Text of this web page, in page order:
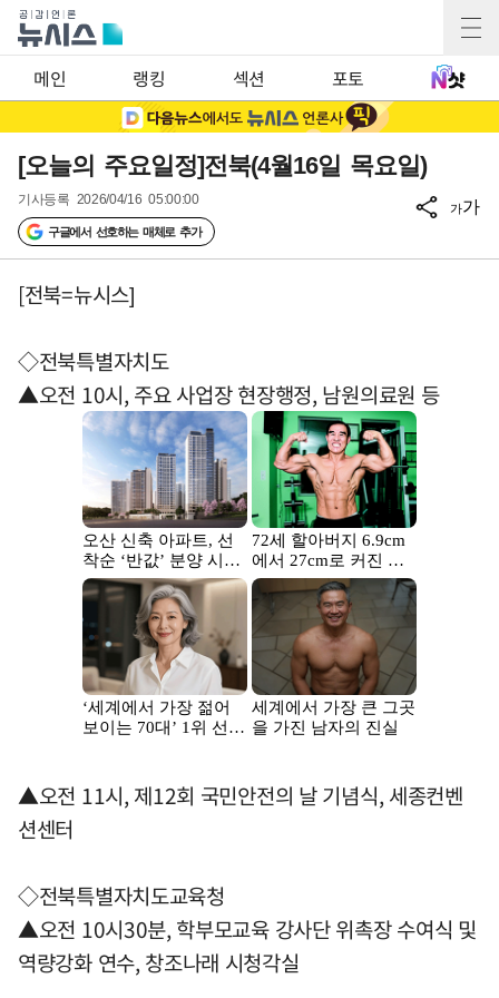
메인 랭킹 섹션 포토
[오늘의 주요일정]전북(4월16일 목요일)
기사등록 2026/04/16 05:00:00
구글에서 선호하는 매체로 추가
가가
[전북=뉴시스]
◇전북특별자치도
▲오전 10시, 주요 사업장 현장행정, 남원의료원 등
▲오전 11시, 제12회 국민안전의 날 기념식, 세종컨벤
션센터
◇전북특별자치도교육청
▲오전 10시30분, 학부모교육 강사단 위촉장 수여식 및
역량강화 연수, 창조나래 시청각실